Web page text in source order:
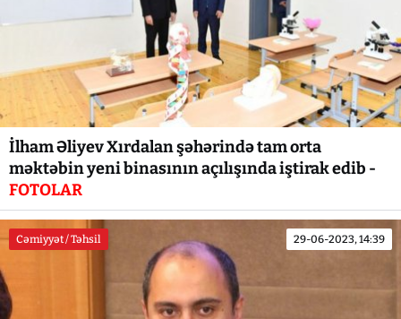
İlham Əliyev Xırdalan şəhərində tam orta
məktəbin yeni binasının açılışında iştirak edib -
FOTOLAR
Cəmiyyət / Təhsil 29-06-2023, 14:39